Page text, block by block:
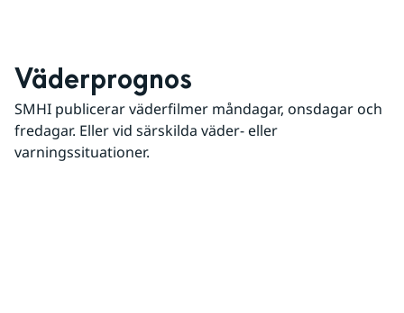
Väderprognos
SMHI publicerar väderfilmer måndagar, onsdagar och
fredagar. Eller vid särskilda väder- eller
varningssituationer.